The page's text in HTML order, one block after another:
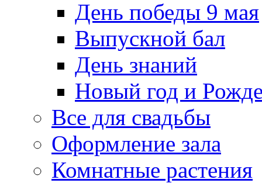
День победы 9 мая
Выпускной бал
День знаний
Новый год и
Все для свадьбы
Оформление зала
Комнатные растения